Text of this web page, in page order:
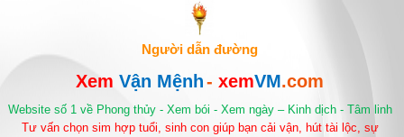
Người dẫn đường
Xem Vận Mệnh- xemVM.com
Website số 1 về Phong thủy - Xem bói - Xem ngày – Kinh dịch - Tâm linh
Tư vấn chọn sim hợp tuổi, sinh con giúp bạn cải vận, hút tài lộc, sự